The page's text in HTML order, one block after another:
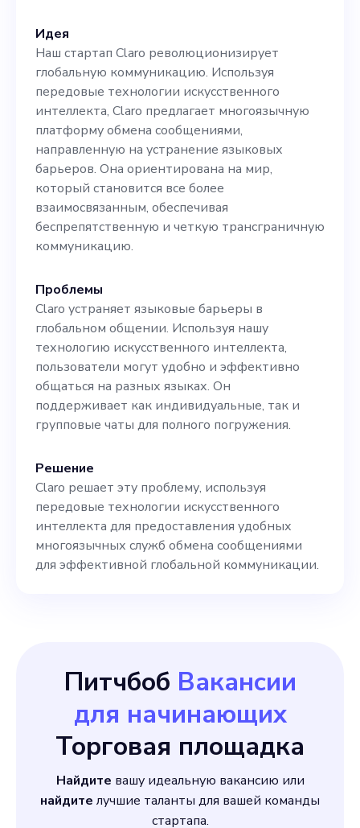
коммуникации. Нам нужен
инженер, готовый
расширять границы,
имеющий большой опыт в
области искусственного
интеллекта и разработки
мобильных приложений и
увлеченный своей миссией
заявку сейчас, и давайте
вместе изменим мир.
Идея
Наш стартап Claro революционизирует
глобальную коммуникацию. Используя
передовые технологии искусственного
интеллекта, Claro предлагает многоязычную
платформу обмена сообщениями,
направленную на устранение языковых
барьеров. Она ориентирована на мир,
который становится все более
взаимосвязанным, обеспечивая
беспрепятственную и четкую трансграничную
коммуникацию.
Проблемы
Claro устраняет языковые барьеры в
глобальном общении. Используя нашу
технологию искусственного интеллекта,
пользователи могут удобно и эффективно
общаться на разных языках. Он
поддерживает как индивидуальные, так и
групповые чаты для полного погружения.
Решение
Claro решает эту проблему, используя
передовые технологии искусственного
интеллекта для предоставления удобных
многоязычных служб обмена сообщениями
для эффективной глобальной коммуникации.
Питчбоб Вакансии
для начинающих
Торговая площадка
Найдите вашу идеальную вакансию или
найдите лучшие таланты для вашей команды
стартапа.